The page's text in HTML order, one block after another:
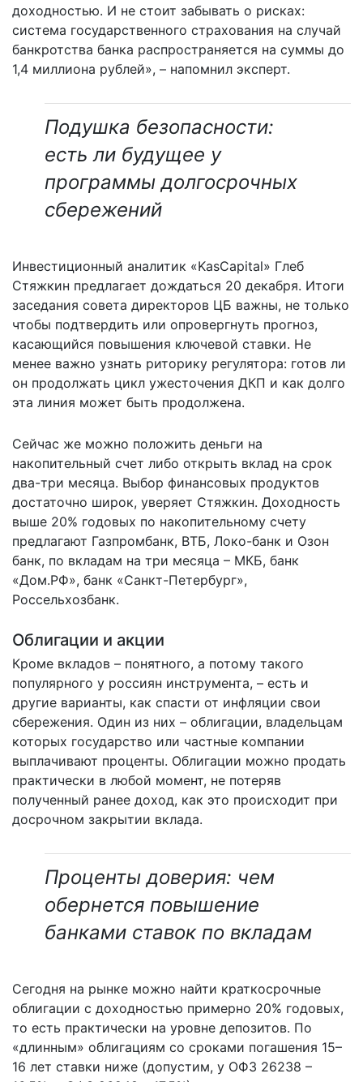
доходностью. И не стоит забывать о рисках:
система государственного страхования на случай
банкротства банка распространяется на суммы до
1,4 миллиона рублей», – напомнил эксперт.
Подушка безопасности:
есть ли будущее у
программы долгосрочных
сбережений
Инвестиционный аналитик «KasCapital» Глеб
Стяжкин предлагает дождаться 20 декабря. Итоги
заседания совета директоров ЦБ важны, не только
чтобы подтвердить или опровергнуть прогноз,
касающийся повышения ключевой ставки. Не
менее важно узнать риторику регулятора: готов ли
он продолжать цикл ужесточения ДКП и как долго
эта линия может быть продолжена.
Сейчас же можно положить деньги на
накопительный счет либо открыть вклад на срок
два-три месяца. Выбор финансовых продуктов
достаточно широк, уверяет Стяжкин. Доходность
выше 20% годовых по накопительному счету
предлагают Газпромбанк, ВТБ, Локо-банк и Озон
банк, по вкладам на три месяца – МКБ, банк
«Дом.РФ», банк «Санкт-Петербург»,
Россельхозбанк.
Облигации и акции
Кроме вкладов – понятного, а потому такого
популярного у россиян инструмента, – есть и
другие варианты, как спасти от инфляции свои
сбережения. Один из них – облигации, владельцам
которых государство или частные компании
выплачивают проценты. Облигации можно продать
практически в любой момент, не потеряв
полученный ранее доход, как это происходит при
досрочном закрытии вклада.
Проценты доверия: чем
обернется повышение
банками ставок по вкладам
Сегодня на рынке можно найти краткосрочные
облигации с доходностью примерно 20% годовых,
то есть практически на уровне депозитов. По
«длинным» облигациям со сроками погашения 15–
16 лет ставки ниже (допустим, у ОФЗ 26238 –